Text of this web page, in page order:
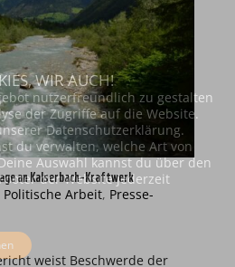
an Kalserbach-Kraftwerk
Politische Arbeit, Presse-
weist Beschwerde der
WIR AUCH!
nutzerfreundlich zu gestalten
der Zugriffe auf die Website.
Datenschutzerklärung.
du verwalten, welche Art von
Auswahl kannst du über den
der Website jederzeit